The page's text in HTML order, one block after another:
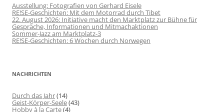
Ausstellung: Fotografien von Gerhard Eisele
RE!SE-Geschichten: Mit dem Motorrad durch Tibet
22. August 2026: Initiative macht den Marktplatz zur Bühne für
Gespräche, Informationen und Mitmachaktionen
Sommer-Jazz am Marktplatz-3
RE!SE-Geschichten: 6 Wochen durch Norwegen
NACHRICHTEN
Durch das Jahr(14)
Geist-Körper-Seele(43)
Hobby à la Carte(4)